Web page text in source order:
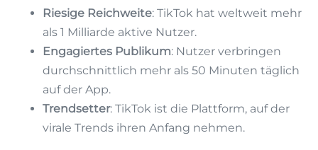
Riesige Reichweite: TikTok hat weltweit mehr
als 1 Milliarde aktive Nutzer.
Engagiertes Publikum: Nutzer verbringen
durchschnittlich mehr als 50 Minuten täglich
auf der App.
Trendsetter: TikTok ist die Plattform, auf der
virale Trends ihren Anfang nehmen.